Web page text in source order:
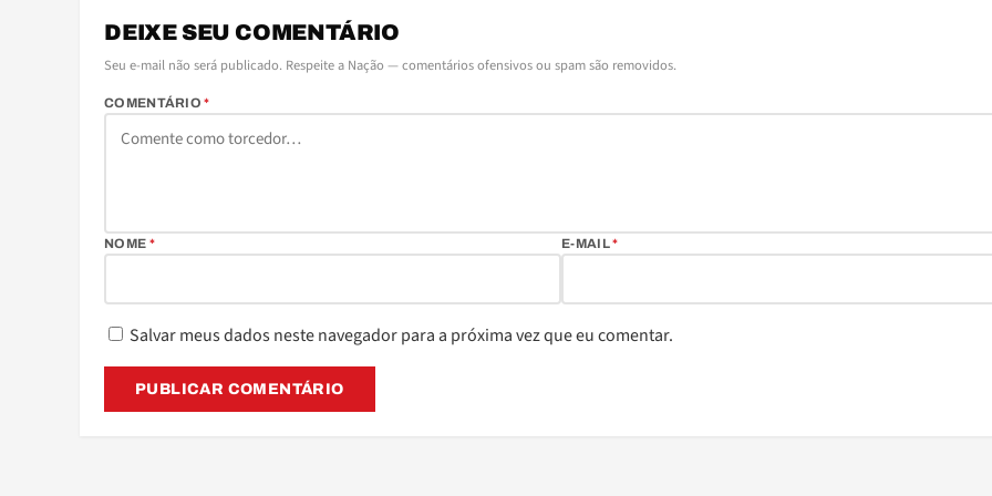
DEIXE SEU COMENTÁRIO
Seu e-mail não será publicado. Respeite a Nação — comentários ofensivos ou spam são removidos.
COMENTÁRIO*
NOME * E-MAIL*
Salvar meus dados neste navegador para a próxima vez que eu comentar.